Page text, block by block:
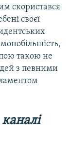
скористався
своєї
такою не
з певними